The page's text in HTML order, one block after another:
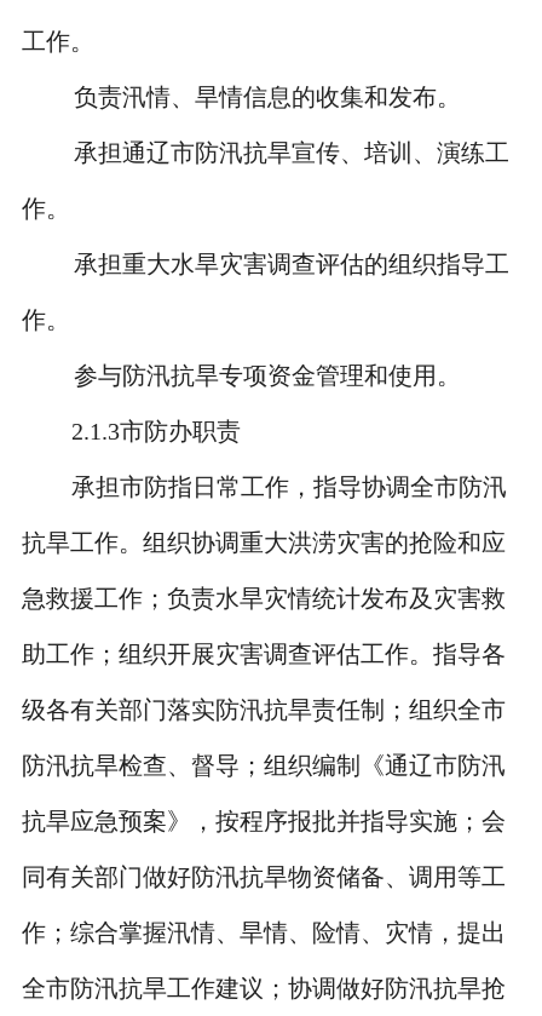
工作。
负责汛情、旱情信息的收集和发布。
承担通辽市防汛抗旱宣传、培训、演练工
作。
承担重大水旱灾害调查评估的组织指导工
作。
参与防汛抗旱专项资金管理和使用。
2.1.3市防办职责
承担市防指日常工作，指导协调全市防汛
抗旱工作。组织协调重大洪涝灾害的抢险和应
急救援工作；负责水旱灾情统计发布及灾害救
助工作；组织开展灾害调查评估工作。指导各
级各有关部门落实防汛抗旱责任制；组织全市
防汛抗旱检查、督导；组织编制《通辽市防汛
抗旱应急预案》，按程序报批并指导实施；会
同有关部门做好防汛抗旱物资储备、调用等工
作；综合掌握汛情、旱情、险情、灾情，提出
全市防汛抗旱工作建议；协调做好防汛抗旱抢